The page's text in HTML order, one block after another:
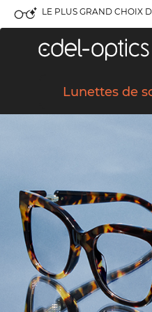
LE PLUS GRAND CHOIX
Lunettes de